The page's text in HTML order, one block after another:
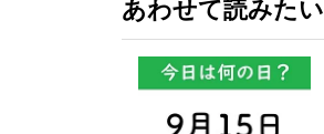
あわせて読みたい